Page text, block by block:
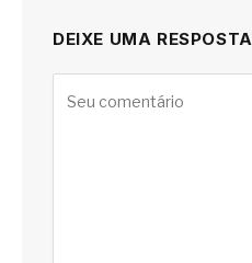
DEIXE UMA RESPOSTA